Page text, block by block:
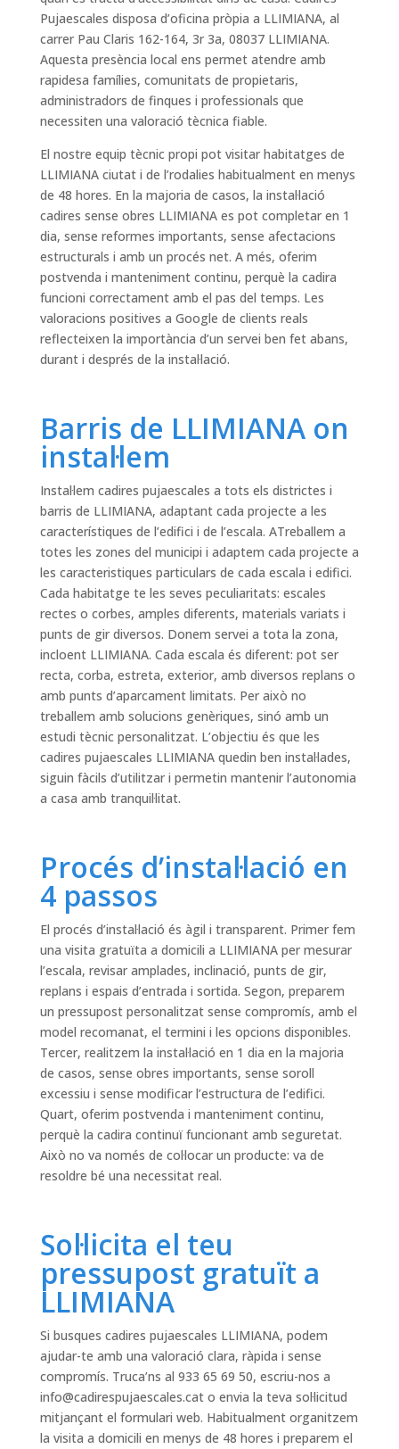
Pujaescales disposa d’oficina pròpia a LLIMIANA, al
carrer Pau Claris 162-164, 3r 3a, 08037 LLIMIANA.
Aquesta presència local ens permet atendre amb
rapidesa famílies, comunitats de propietaris,
administradors de finques i professionals que
necessiten una valoració tècnica fiable.
El nostre equip tècnic propi pot visitar habitatges de
LLIMIANA ciutat i de l’rodalies habitualment en menys
de 48 hores. En la majoria de casos, la instal·lació
cadires sense obres LLIMIANA es pot completar en 1
dia, sense reformes importants, sense afectacions
estructurals i amb un procés net. A més, oferim
postvenda i manteniment continu, perquè la cadira
funcioni correctament amb el pas del temps. Les
valoracions positives a Google de clients reals
reflecteixen la importància d’un servei ben fet abans,
durant i després de la instal·lació.
Barris de LLIMIANA on
instal·lem
Instal·lem cadires pujaescales a tots els districtes i
barris de LLIMIANA, adaptant cada projecte a les
característiques de l’edifici i de l’escala. ATreballem a
totes les zones del municipi i adaptem cada projecte a
les caracteristiques particulars de cada escala i edifici.
Cada habitatge te les seves peculiaritats: escales
rectes o corbes, amples diferents, materials variats i
punts de gir diversos. Donem servei a tota la zona,
incloent LLIMIANA. Cada escala és diferent: pot ser
recta, corba, estreta, exterior, amb diversos replans o
amb punts d’aparcament limitats. Per això no
treballem amb solucions genèriques, sinó amb un
estudi tècnic personalitzat. L’objectiu és que les
cadires pujaescales LLIMIANA quedin ben instal·lades,
siguin fàcils d’utilitzar i permetin mantenir l’autonomia
a casa amb tranquil·litat.
Procés d’instal·lació en
4 passos
El procés d’instal·lació és àgil i transparent. Primer fem
una visita gratuïta a domicili a LLIMIANA per mesurar
l’escala, revisar amplades, inclinació, punts de gir,
replans i espais d’entrada i sortida. Segon, preparem
un pressupost personalitzat sense compromís, amb el
model recomanat, el termini i les opcions disponibles.
Tercer, realitzem la instal·lació en 1 dia en la majoria
de casos, sense obres importants, sense soroll
excessiu i sense modificar l’estructura de l’edifici.
Quart, oferim postvenda i manteniment continu,
perquè la cadira continuï funcionant amb seguretat.
Això no va només de col·locar un producte: va de
resoldre bé una necessitat real.
Sol·licita el teu
pressupost gratuït a
LLIMIANA
Si busques cadires pujaescales LLIMIANA, podem
ajudar-te amb una valoració clara, ràpida i sense
compromís. Truca’ns al 933 65 69 50, escriu-nos a
info@cadirespujaescales.cato envia la teva sol·licitud
mitjançant el formulari web. Habitualment organitzem
la visita a domicili en menys de 48 hores i preparem el